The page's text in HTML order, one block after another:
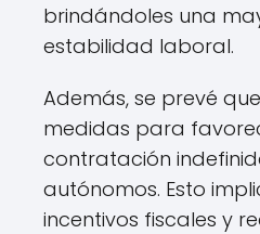
brindándoles una
estabilidad laboral.
Además, se prevé
medidas para
contratación
autónomos. Esto
incentivos fiscales y